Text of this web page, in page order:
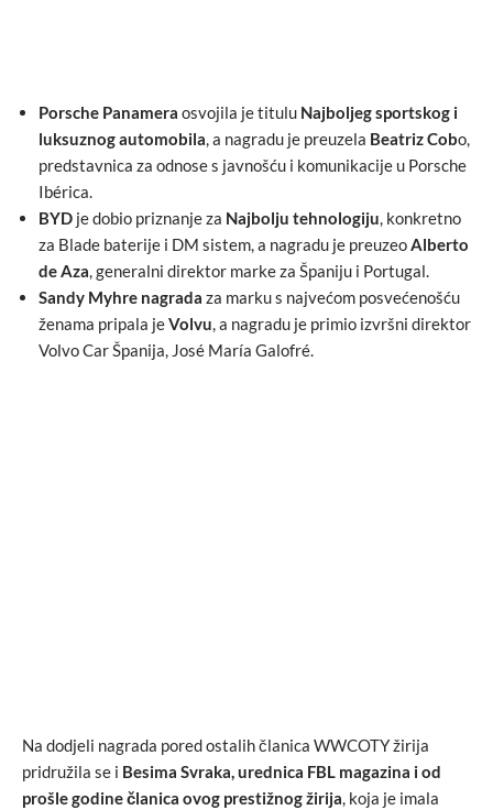
Porsche Panamera osvojila je titulu Najboljeg sportskog i
luksuznog automobila, a nagradu je preuzela Beatriz Cobo,
predstavnica za odnose s javnošću i komunikacije u Porsche
Ibérica.
BYD je dobio priznanje za Najbolju tehnologiju, konkretno
za Blade baterije i DM sistem, a nagradu je preuzeoAlberto
de Aza, generalni direktor marke za Španiju i Portugal.
Sandy Myhre nagrada za marku s najvećom posvećenošću
ženama pripala jeVolvu, a nagradu je primio izvršni direktor
Volvo Car Španija, José María Galofré.
Na dodjeli nagrada pored ostalih članica WWCOTY žirija
pridružila se i Besima Svraka, urednica FBL magazina i od
prošle godine članica ovog prestižnog žirija, koja je imala